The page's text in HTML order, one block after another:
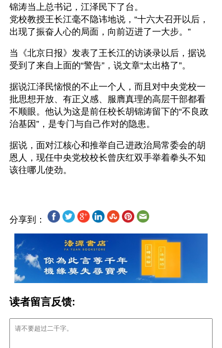
锦涛当上总书记，江泽民下了台。
党校教授王长江毫不隐讳地说，“十六大召开以后，
出现了振奋人心的局面，向前迈进了一大步。”
当《北京日报》发表了王长江的访谈录以后，据说
受到了来自上面的“警告”，说文章“太出格了”。
据说江泽民恼恨的不止一个人，而且对中央党校一
批思想开放、有正义感、服膺真理的高层干部都看
不顺眼。他认为这是前任校长胡锦涛留下的“不良政
治基因”，是专门与自己作对的隐患。
据说，面对江核心和推举自己进政治局常委会的胡
恩人，现任中央党校校长曾庆红双手举着拳头不知
分享到：
读者留言反馈: